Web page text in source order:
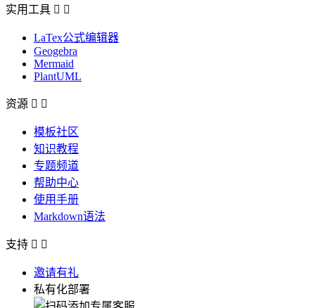
实用工具  
LaTex公式编辑器
Geogebra
Mermaid
PlantUML
资源  
模板社区
知识教程
专题频道
帮助中心
使用手册
Markdown语法
支持  
邀请有礼
私有化部署